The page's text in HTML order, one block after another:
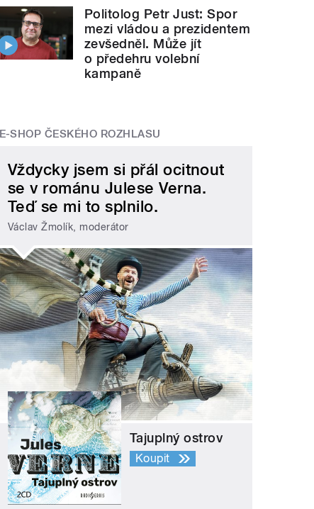
Politolog Petr Just: Spor
mezi vládou a prezidentem
zevšedněl. Může jít
o předehru volební
kampaně
E-SHOP ČESKÉHO ROZHLASU
Vždycky jsem si přál ocitnout
se v románu Julese Verna.
Teď se mi to splnilo.
Václav Žmolík, moderátor
Tajuplný ostrov
Koupit